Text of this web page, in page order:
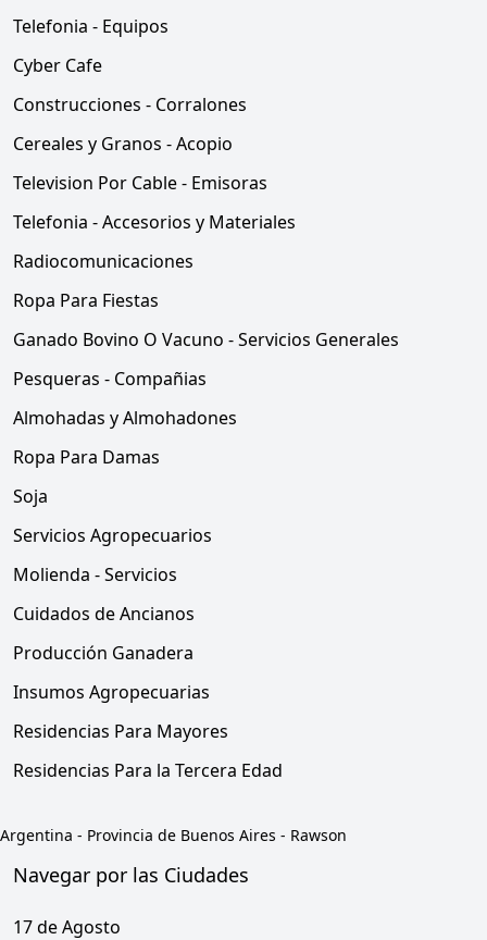
Telefonia - Equipos
Cyber Cafe
Construcciones - Corralones
Cereales y Granos - Acopio
Television Por Cable - Emisoras
Telefonia - Accesorios y Materiales
Radiocomunicaciones
Ropa Para Fiestas
Ganado Bovino O Vacuno - Servicios Generales
Pesqueras - Compañias
Almohadas y Almohadones
Ropa Para Damas
Soja
Servicios Agropecuarios
Molienda - Servicios
Cuidados de Ancianos
Producción Ganadera
Insumos Agropecuarias
Residencias Para Mayores
Residencias Para la Tercera Edad
Argentina - Provincia de Buenos Aires - Rawson
Navegar por las Ciudades
17 de Agosto